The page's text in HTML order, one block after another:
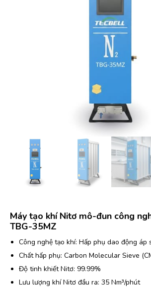
Máy tạo khí Nitơ mô-đun công
TBG-35MZ
Công nghệ tạo khí: Hấp phụ dao động áp
Chất hấp phụ: Carbon Molecular Sieve
Độ tinh khiết Nitơ: 99.99%
Lưu lượng khí Nitơ đầu ra: 35 Nm³/phút